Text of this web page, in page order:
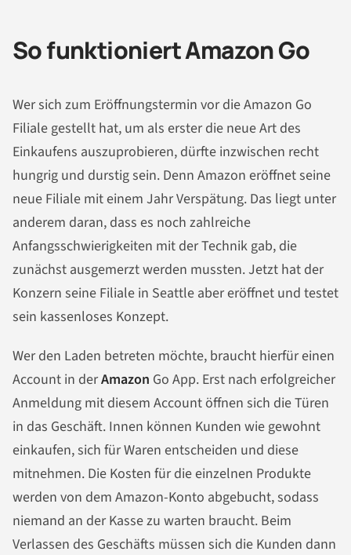
So funktioniert Amazon Go
Wer sich zum Eröffnungstermin vor die Amazon Go
Filiale gestellt hat, um als erster die neue Art des
Einkaufens auszuprobieren, dürfte inzwischen recht
hungrig und durstig sein. Denn Amazon eröffnet seine
neue Filiale mit einem Jahr Verspätung. Das liegt unter
anderem daran, dass es noch zahlreiche
Anfangsschwierigkeiten mit der Technik gab, die
zunächst ausgemerzt werden mussten. Jetzt hat der
Konzern seine Filiale in Seattle aber eröffnet und testet
sein kassenloses Konzept.
Wer den Laden betreten möchte, braucht hierfür einen
Account in derAmazon Go App. Erst nach erfolgreicher
Anmeldung mit diesem Account öffnen sich die Türen
in das Geschäft. Innen können Kunden wie gewohnt
einkaufen, sich für Waren entscheiden und diese
mitnehmen. Die Kosten für die einzelnen Produkte
werden von dem Amazon-Konto abgebucht, sodass
niemand an der Kasse zu warten braucht. Beim
Verlassen des Geschäfts müssen sich die Kunden dann